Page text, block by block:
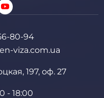
80-94
viza.com.ua
197, оф. 27
- 18:00